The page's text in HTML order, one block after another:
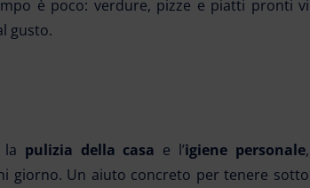
è poco: verdure, pizze e piatti pronti vi
gusto.
pulizia della casa e l’igiene personale,
giorno. Un aiuto concreto per tenere sotto